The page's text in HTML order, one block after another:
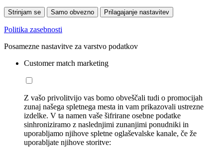
Strinjam se Samo obvezno Prilagajanje nastavitev
Politika zasebnosti
Posamezne nastavitve za varstvo podatkov
Customer match marketing
Z vašo privolitvijo vas bomo obveščali tudi o promocijah
zunaj našega spletnega mesta in vam prikazovali ustrezne
izdelke. V ta namen vaše šifrirane osebne podatke
sinhroniziramo z naslednjimi zunanjimi ponudniki in
uporabljamo njihove spletne oglaševalske kanale, če že
uporabljate njihove storitve: